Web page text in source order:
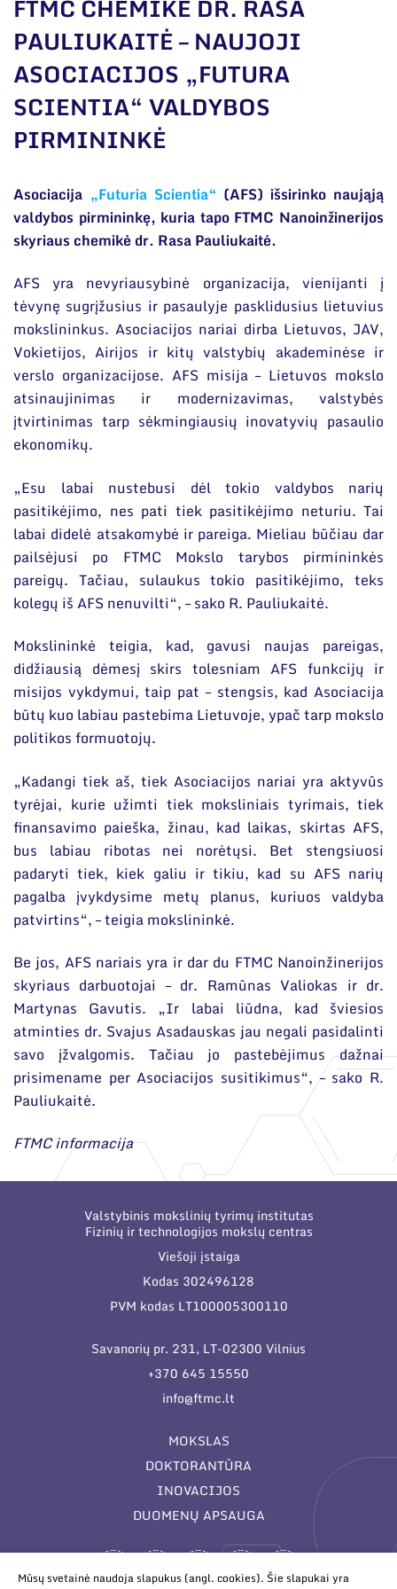
organizacijose bei asociacijose
Bendri rekvizitai
Administracija
Darbuotojų kontaktai
FTMC CHEMIKĖ DR. RASA
PAULIUKAITĖ – NAUJOJI
ASOCIACIJOS „FUTURA
SCIENTIA“ VALDYBOS
PIRMININKĖ
Asociacija „Futuria Scientia“ (AFS) išsirinko naująją
valdybos pirmininkę, kuria tapo FTMC Nanoinžinerijos
skyriaus chemikė dr. Rasa Pauliukaitė.
AFS yra nevyriausybinė organizacija, vienijanti į
tėvynę sugrįžusius ir pasaulyje pasklidusius lietuvius
mokslininkus. Asociacijos nariai dirba Lietuvos, JAV,
Vokietijos, Airijos ir kitų valstybių akademinėse ir
verslo organizacijose. AFS misija – Lietuvos mokslo
atsinaujinimas ir modernizavimas, valstybės
įtvirtinimas tarp sėkmingiausių inovatyvių pasaulio
ekonomikų.
„Esu labai nustebusi dėl tokio valdybos narių
pasitikėjimo, nes pati tiek pasitikėjimo neturiu. Tai
labai didelė atsakomybė ir pareiga. Mieliau būčiau dar
pailsėjusi po FTMC Mokslo tarybos pirmininkės
pareigų. Tačiau, sulaukus tokio pasitikėjimo, teks
kolegų iš AFS nenuvilti“, – sako R. Pauliukaitė.
Mokslininkė teigia, kad, gavusi naujas pareigas,
didžiausią dėmesį skirs tolesniam AFS funkcijų ir
misijos vykdymui, taip pat – stengsis, kad Asociacija
būtų kuo labiau pastebima Lietuvoje, ypač tarp mokslo
politikos formuotojų.
„Kadangi tiek aš, tiek Asociacijos nariai yra aktyvūs
tyrėjai, kurie užimti tiek moksliniais tyrimais, tiek
finansavimo paieška, žinau, kad laikas, skirtas AFS,
bus labiau ribotas nei norėtųsi. Bet stengsiuosi
padaryti tiek, kiek galiu ir tikiu, kad su AFS narių
pagalba įvykdysime metų planus, kuriuos valdyba
patvirtins“, – teigia mokslininkė.
Be jos, AFS nariais yra ir dar du FTMC Nanoinžinerijos
skyriaus darbuotojai – dr. Ramūnas Valiokas ir dr.
Martynas Gavutis. „Ir labai liūdna, kad šviesios
atminties dr. Svajus Asadauskas jau negali pasidalinti
savo įžvalgomis. Tačiau jo pastebėjimus dažnai
prisimename per Asociacijos susitikimus“, – sako R.
Pauliukaitė.
FTMC informacija
Valstybinis mokslinių tyrimų institutas
Fizinių ir technologijos mokslų centras
Viešoji įstaiga
Kodas 302496128
PVM kodas LT100005300110
Savanorių pr. 231, LT-02300 Vilnius
+370 645 15550
info@ftmc.lt
MOKSLAS
DOKTORANTŪRA
INOVACIJOS
DUOMENŲ APSAUGA
Mūsų svetainė naudoja slapukus (angl. cookies). Šie slapukai yra